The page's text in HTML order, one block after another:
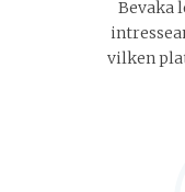
Bevaka
vilken